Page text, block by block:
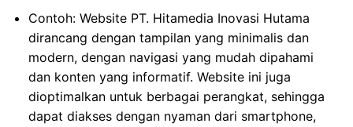
Contoh: Website PT. Hitamedia Inovasi Hutama
dirancang dengan tampilan yang minimalis dan
modern, dengan navigasi yang mudah dipahami
dan konten yang informatif. Website ini juga
dioptimalkan untuk berbagai perangkat, sehingga
dapat diakses dengan nyaman dari smartphone,